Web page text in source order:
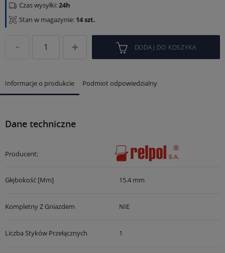
Stan w magazynie: 14 szt.
Czas wysyłki:24h
DODAJ DO KOSZYKA
Informacje o produkcie Podmiot odpowiedzialny
Dane techniczne
Producent:
Głębokość [mm] 15.4 mm
Kompletny Z Gniazdem NIE
Liczba Styków Przełącznych 1